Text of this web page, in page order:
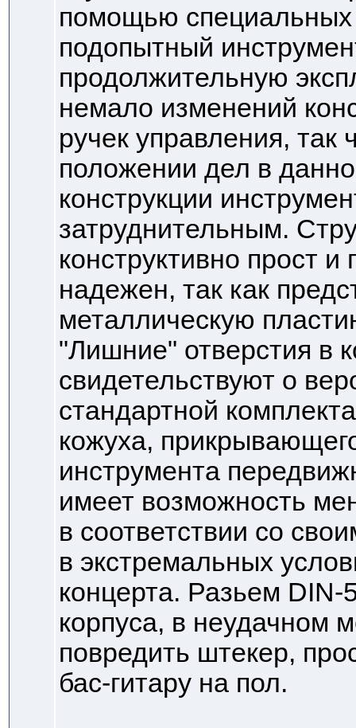
помощью
подопытный
продолжительную
немало изменений
ручек управления,
положении дел в
конструкции
затруднительным.
конструктивно прост
надежен, так как
металлическую
"Лишние" отверстия в
свидетельствуют о
стандартной
кожуха,
инструмента
имеет возможность
в соответствии со
в экстремальных
концерта. Разьем
корпуса, в неудачном
повредить штекер,
бас-гитару на пол.